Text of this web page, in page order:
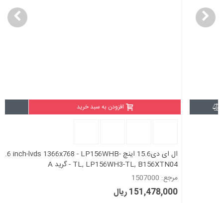
افزودن به سبد خرید
ال ای دی15.6 اینچ LED 15.6 inch-lvds 1366x768 - LP156WHB-
TL, LP156WH3-TL, B156XTN04 - گرید A
151,478,000 ریال